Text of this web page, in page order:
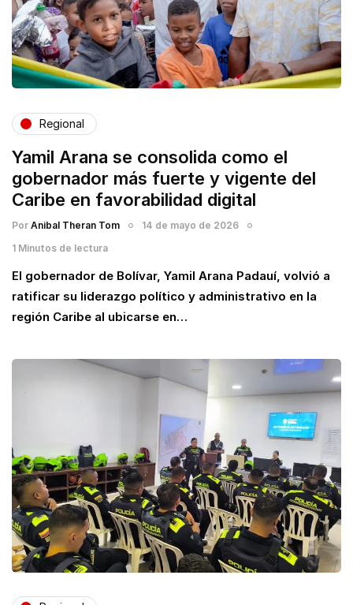
Regional
Yamil Arana se consolida como el
gobernador más fuerte y vigente del
Caribe en favorabilidad digital
Por Anibal Theran Tom
14 de mayo de 2026
1 Minutos de lectura
El gobernador de Bolívar, Yamil Arana Padauí, volvió a
ratificar su liderazgo político y administrativo en la
región Caribe al ubicarse en…